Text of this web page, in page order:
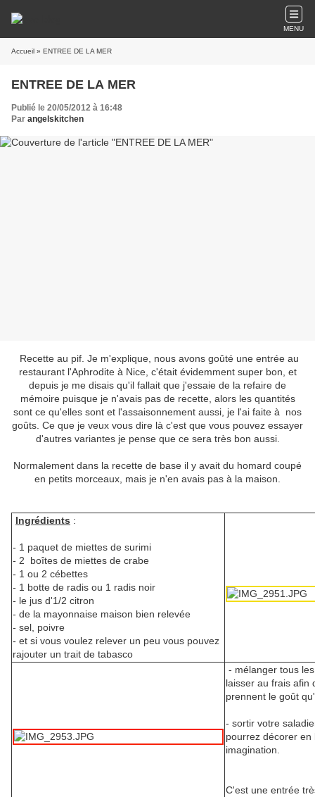
MENU
Accueil » ENTREE DE LA MER
ENTREE DE LA MER
Publié le 20/05/2012 à 16:48
Par angelskitchen
Recette au pif. Je m'explique, nous avons goûté une entrée au
restaurant l'Aphrodite à Nice, c'était évidemment super bon, et
depuis je me disais qu'il fallait que j'essaie de la refaire de
mémoire puisque je n'avais pas de recette, alors les quantités
sont ce qu'elles sont et l'assaisonnement aussi, je l'ai faite à nos
goûts. Ce que je veux vous dire là c'est que vous pouvez essayer
d'autres variantes je pense que ce sera très bon aussi.
Normalement dans la recette de base il y avait du homard coupé
en petits morceaux, mais je n'en avais pas à la maison.
Ingrédients :
- 1 paquet de miettes de surimi
- 2 boîtes de miettes de crabe
- 1 ou 2 cébettes
- 1 botte de radis ou 1 radis noir
- le jus d'1/2 citron
- de la mayonnaise maison bien relevée
- sel, poivre
- et si vous voulez relever un peu vous pouvez
rajouter un trait de tabasco
- mélanger tous
laisser au frais afin
prennent le goût
- sortir votre
pourrez décorer en
imagination.
C'est une entrée